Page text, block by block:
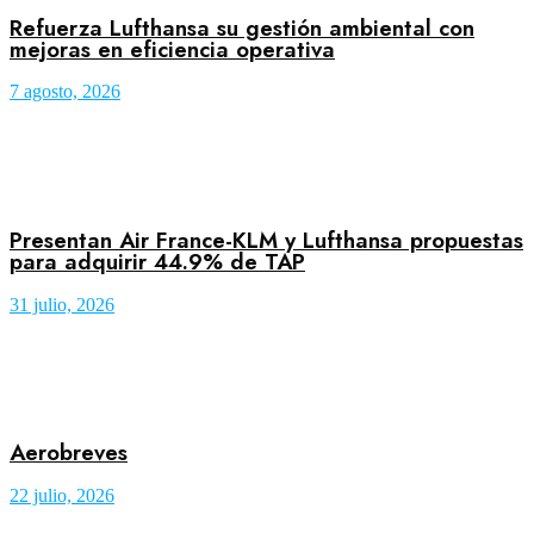
Refuerza Lufthansa su gestión ambiental con
mejoras en eficiencia operativa
7 agosto, 2026
Presentan Air France-KLM y Lufthansa propuestas
para adquirir 44.9% de TAP
31 julio, 2026
Aerobreves
22 julio, 2026